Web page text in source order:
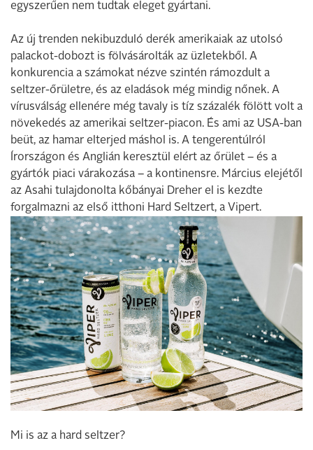
egyszerűen nem tudtak eleget gyártani.
Az új trenden nekibuzduló derék amerikaiak az utolsó
palackot-dobozt is fölvásárolták az üzletekből. A
konkurencia a számokat nézve szintén rámozdult a
seltzer-őrületre, és az eladások még mindig nőnek. A
vírusválság ellenére még tavaly is tíz százalék fölött volt a
növekedés az amerikai seltzer-piacon. És ami az USA-ban
beüt, az hamar elterjed máshol is. A tengerentúlról
Írországon és Anglián keresztül elért az őrület – és a
gyártók piaci várakozása – a kontinensre. Március elejétől
az Asahi tulajdonolta kőbányai Dreher el is kezdte
forgalmazni az első itthoni Hard Seltzert, a Vipert.
Mi is az a hard seltzer?